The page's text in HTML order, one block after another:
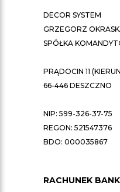
DECOR SYSTEM
GRZEGORZ
SPÓŁKA
PRĄDOCIN 11
66-446 DESZCZNO
NIP: 599-326-37-75
REGON: 521547376
BDO: 000035867
RACHUNEK